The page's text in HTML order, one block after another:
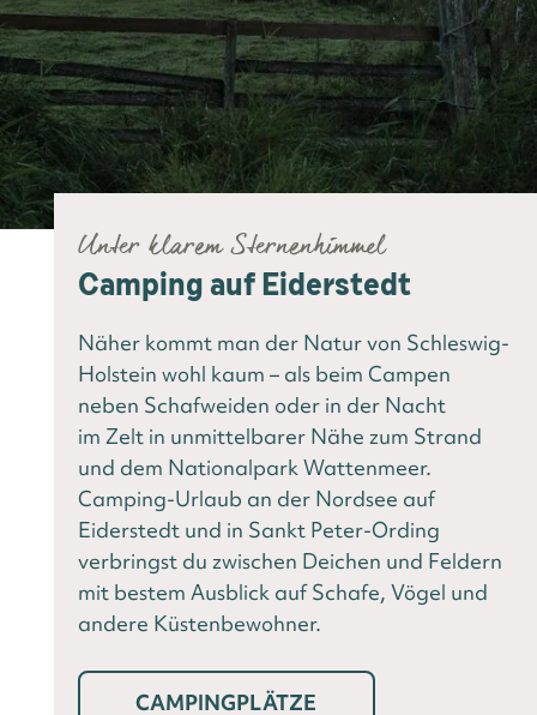
Unter klarem Sternenhimmel
Camping auf Eiderstedt
Näher kommt man der Natur von Schleswig-
Holstein wohl kaum – als beim Campen
neben Schafweiden oder in der Nacht
im Zelt in unmittelbarer Nähe zum Strand
und dem Nationalpark Wattenmeer.
Camping-Urlaub an der Nordsee auf
Eiderstedt und in Sankt Peter-Ording
verbringst du zwischen Deichen und Feldern
mit bestem Ausblick auf Schafe, Vögel und
andere Küstenbewohner.
CAMPINGPLÄTZE